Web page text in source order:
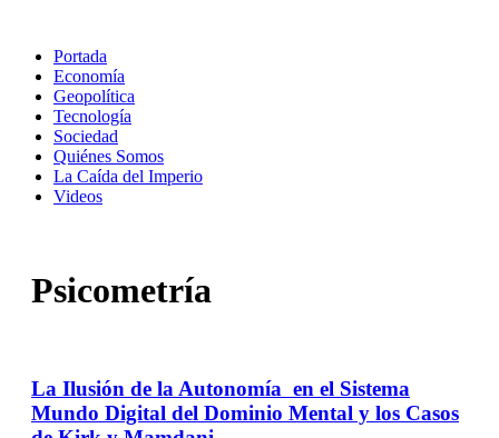
Portada
Economía
Geopolítica
Tecnología
Sociedad
Quiénes Somos
La Caída del Imperio
Videos
Psicometría
La Ilusión de la Autonomía en el Sistema
Mundo Digital del Dominio Mental y los Casos